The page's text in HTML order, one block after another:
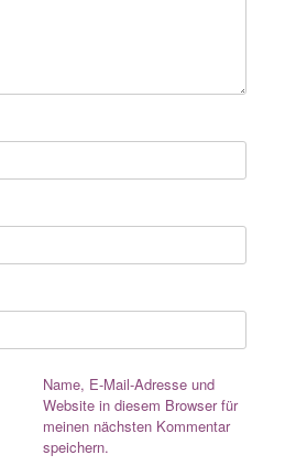
regelmäßig Inspiration, Freude
direkt ins Postfach!
Einfach Happy.
Name, E-Mail-Adresse und
Website in diesem Browser für
meinen nächsten Kommentar
speichern.